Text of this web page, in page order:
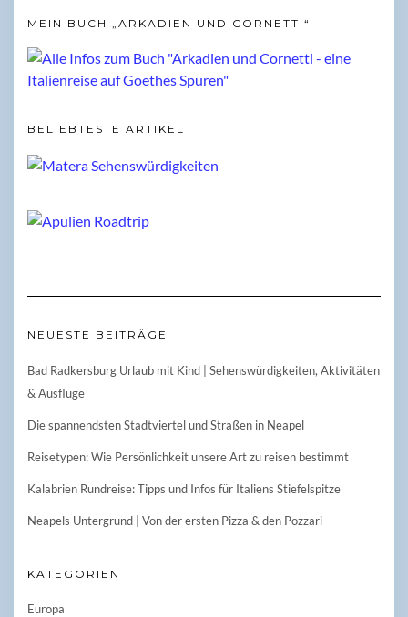
MEIN BUCH „ARKADIEN UND CORNETTI“
BELIEBTESTE ARTIKEL
NEUESTE BEITRÄGE
Bad Radkersburg Urlaub mit Kind | Sehenswürdigkeiten, Aktivitäten
& Ausflüge
Die spannendsten Stadtviertel und Straßen in Neapel
Reisetypen: Wie Persönlichkeit unsere Art zu reisen bestimmt
Kalabrien Rundreise: Tipps und Infos für Italiens Stiefelspitze
Neapels Untergrund | Von der ersten Pizza & den Pozzari
KATEGORIEN
Europa